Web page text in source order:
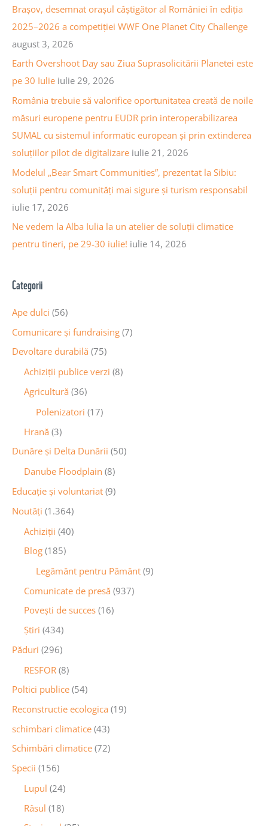
c
h
f
o
r
Brașov, desemnat orașul câștigător al României în ediția
2025–2026 a competiției WWF One Planet City Challenge
august 3, 2026
Earth Overshoot Day sau Ziua Suprasolicitării Planetei este
pe 30 Iulie iulie 29, 2026
România trebuie să valorifice oportunitatea creată de noile
măsuri europene pentru EUDR prin interoperabilizarea
SUMAL cu sistemul informatic european și prin extinderea
soluțiilor pilot de digitalizare iulie 21, 2026
Modelul „Bear Smart Communities”, prezentat la Sibiu:
soluții pentru comunități mai sigure și turism responsabil
iulie 17, 2026
Ne vedem la Alba Iulia la un atelier de soluții climatice
pentru tineri, pe 29-30 iulie! iulie 14, 2026
Categorii
Ape dulci (56)
Comunicare și fundraising (7)
Devoltare durabilă (75)
Achiziții publice verzi (8)
Agricultură (36)
Polenizatori (17)
Hrană (3)
Dunăre și Delta Dunării (50)
Danube Floodplain (8)
Educaţie și voluntariat (9)
Noutăţi (1.364)
Achiziţii (40)
Blog (185)
Legământ pentru Pământ (9)
Comunicate de presă (937)
Povești de succes (16)
Știri (434)
Păduri (296)
RESFOR (8)
Poltici publice (54)
Reconstructie ecologica (19)
schimbari climatice (43)
Schimbări climatice (72)
Specii (156)
Lupul (24)
Râsul (18)
a
a
r
t
i
c
o
l
e